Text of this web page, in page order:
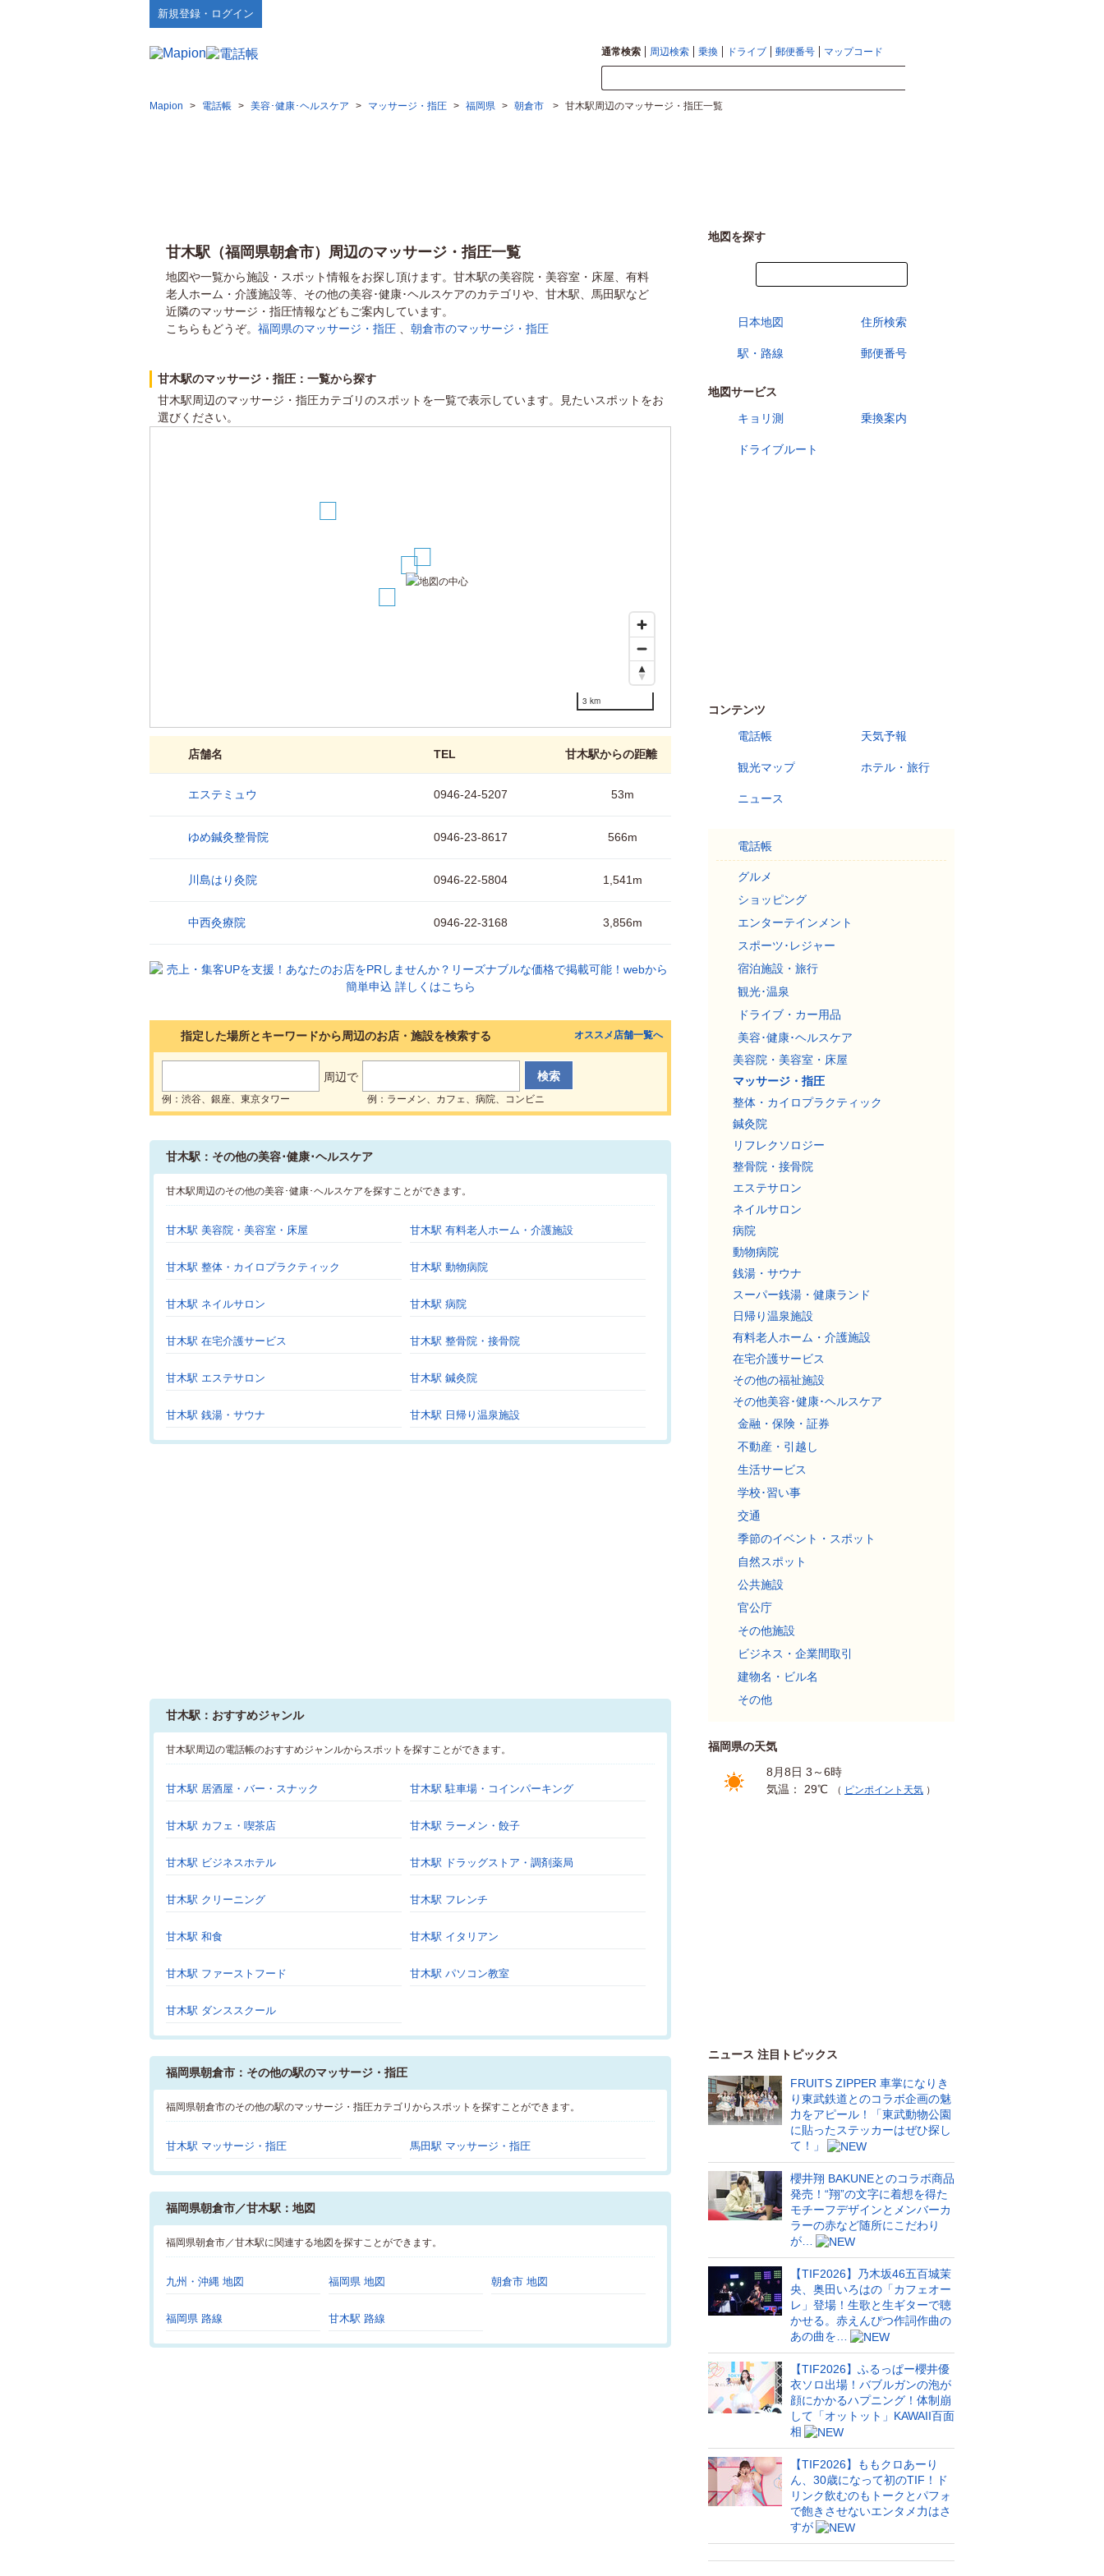
新規登録・ログイン
通常検索 周辺検索 乗換 ドライブ 郵便番号 マップコード
Mapion > 電話帳 > 美容･健康･ヘルスケア > マッサージ・指圧 > 福岡県 > 朝倉市 > 甘木駅周辺のマッサージ・指圧一覧
甘木駅（福岡県朝倉市）周辺のマッサージ・指圧一覧
地図や一覧から施設・スポット情報をお探し頂けます。甘木駅の美容院・美容室・床屋、有料
老人ホーム・介護施設等、その他の美容･健康･ヘルスケアのカテゴリや、甘木駅、馬田駅など
近隣のマッサージ・指圧情報などもご案内しています。
こちらもどうぞ。 福岡県のマッサージ・指圧 朝倉市のマッサージ・指圧
甘木駅のマッサージ・指圧：一覧から探す
甘木駅周辺のマッサージ・指圧カテゴリのスポットを一覧で表示しています。見たいスポットをお
選びください。
3 km
店舗名 TEL 甘木駅からの距離
エステミュウ 0946-24-5207 53m
ゆめ鍼灸整骨院 0946-23-8617 566m
川島はり灸院 0946-22-5804 1,541m
中西灸療院 0946-22-3168 3,856m
指定した場所とキーワードから周辺のお店・施設を検索する
周辺で
例：渋谷、銀座、東京タワー 例：ラーメン、カフェ、病院、コンビニ
オススメ店舗一覧へ
甘木駅：その他の美容･健康･ヘルスケア
甘木駅周辺のその他の美容･健康･ヘルスケアを探すことができます。
甘木駅 美容院・美容室・床屋 甘木駅 有料老人ホーム・介護施設
甘木駅 整体・カイロプラクティック 甘木駅 動物病院
甘木駅 ネイルサロン 甘木駅 病院
甘木駅 在宅介護サービス 甘木駅 整骨院・接骨院
甘木駅 エステサロン 甘木駅 鍼灸院
甘木駅 銭湯・サウナ 甘木駅 日帰り温泉施設
甘木駅：おすすめジャンル
甘木駅周辺の電話帳のおすすめジャンルからスポットを探すことができます。
甘木駅 居酒屋・バー・スナック 甘木駅 駐車場・コインパーキング
甘木駅 カフェ・喫茶店 甘木駅 ラーメン・餃子
甘木駅 ビジネスホテル 甘木駅 ドラッグストア・調剤薬局
甘木駅 クリーニング 甘木駅 フレンチ
甘木駅 和食 甘木駅 イタリアン
甘木駅 ファーストフード 甘木駅 パソコン教室
甘木駅 ダンススクール
福岡県朝倉市：その他の駅のマッサージ・指圧
福岡県朝倉市のその他の駅のマッサージ・指圧カテゴリからスポットを探すことができます。
甘木駅 マッサージ・指圧 馬田駅 マッサージ・指圧
福岡県朝倉市／甘木駅：地図
福岡県朝倉市／甘木駅に関連する地図を探すことができます。
九州・沖縄 地図 福岡県 地図 朝倉市 地図
福岡県 路線 甘木駅 路線
地図を探す
日本地図 住所検索
駅・路線 郵便番号
地図サービス
キョリ測
乗換案内
ドライブルート
コンテンツ
電話帳
天気予報
観光マップ ホテル・旅行
ニュース
電話帳
グルメ
ショッピング
エンターテインメント
スポーツ･レジャー
宿泊施設・旅行
観光･温泉
ドライブ・カー用品
美容･健康･ヘルスケア
美容院・美容室・床屋
マッサージ・指圧
整体・カイロプラクティック
鍼灸院
リフレクソロジー
整骨院・接骨院
エステサロン
ネイルサロン
病院
動物病院
銭湯・サウナ
スーパー銭湯・健康ランド
日帰り温泉施設
有料老人ホーム・介護施設
在宅介護サービス
その他の福祉施設
その他美容･健康･ヘルスケア
金融・保険・証券
不動産・引越し
生活サービス
学校･習い事
交通
季節のイベント・スポット
自然スポット
公共施設
官公庁
その他施設
ビジネス・企業間取引
建物名・ビル名
その他
福岡県の天気
8月8日 3～6時
気温： 29℃
（ ピンポイント天気 ）
ニュース 注目トピックス
FRUITS ZIPPER 車掌になりき
り東武鉄道とのコラボ企画の魅
力をアピール！「東武動物公園
に貼ったステッカーはぜひ探し
て！」
櫻井翔 BAKUNEとのコラボ商品
発売！“翔”の文字に着想を得た
モチーフデザインとメンバーカ
ラーの赤など随所にこだわり
が…
【TIF2026】乃木坂46五百城茉
央、奥田いろはの「カフェオー
レ」登場！生歌と生ギターで聴
かせる。赤えんぴつ作詞作曲の
あの曲を…
【TIF2026】ふるっぱー櫻井優
衣ソロ出場！バブルガンの泡が
顔にかかるハプニング！体制崩
して「オットット」KAWAII百面
相
【TIF2026】ももクロあーり
ん、30歳になって初のTIF！ド
リンク飲むのもトークとパフォ
で飽きさせないエンタメ力はさ
すが